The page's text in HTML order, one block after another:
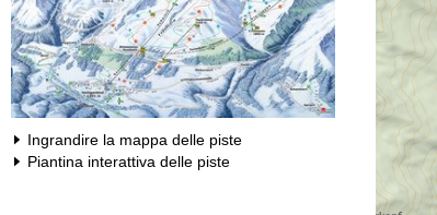
Ingrandire la mappa delle piste
Piantina interattiva delle piste